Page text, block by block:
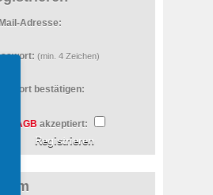
Adresse:
(min. 4 Zeichen)
bestätigen:
AGB akzeptiert: